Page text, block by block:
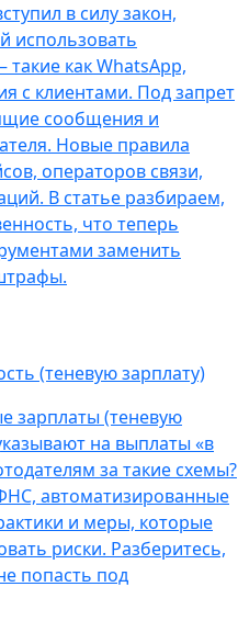
в силу закон,
использовать
как WhatsApp,
с клиентами. Под запрет
сообщения и
Новые правила
операторов связи,
В статье разбираем,
что теперь
заменить
(теневую зарплату)
зарплаты (теневую
на выплаты «в
за такие схемы?
автоматизированные
и меры, которые
риски. Разберитесь,
попасть под